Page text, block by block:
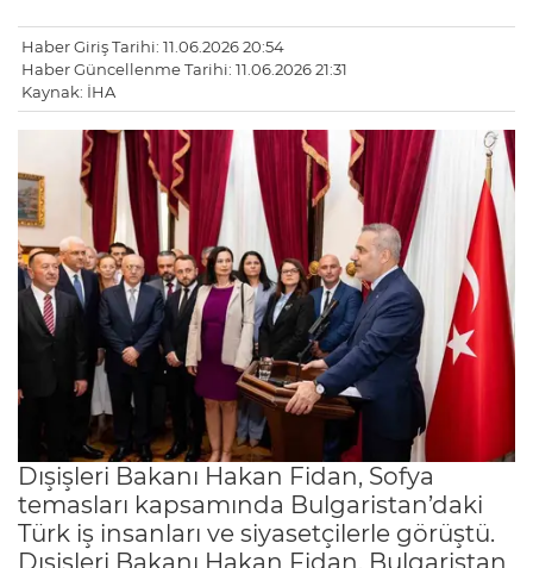
Haber Giriş Tarihi: 11.06.2026 20:54
Haber Güncellenme Tarihi: 11.06.2026 21:31
Kaynak: İHA
Dışişleri Bakanı Hakan Fidan, Sofya
temasları kapsamında Bulgaristan’daki
Türk iş insanları ve siyasetçilerle görüştü.
Dışişleri Bakanı Hakan Fidan, Bulgaristan